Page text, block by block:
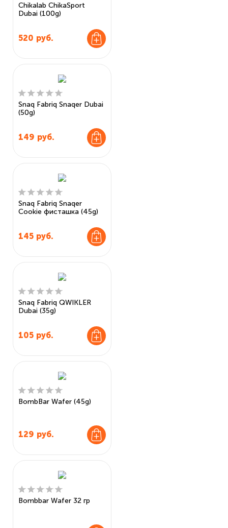
Chikalab ChikaSport
Dubai (100g)
520 руб.
Snaq Fabriq Snaqer Dubai
(50g)
149 руб.
Snaq Fabriq Snaqer
Cookie фисташка (45g)
145 руб.
Snaq Fabriq QWIKLER
Dubai (35g)
105 руб.
BombBar Wafer (45g)
129 руб.
Bombbar Wafer 32 гр